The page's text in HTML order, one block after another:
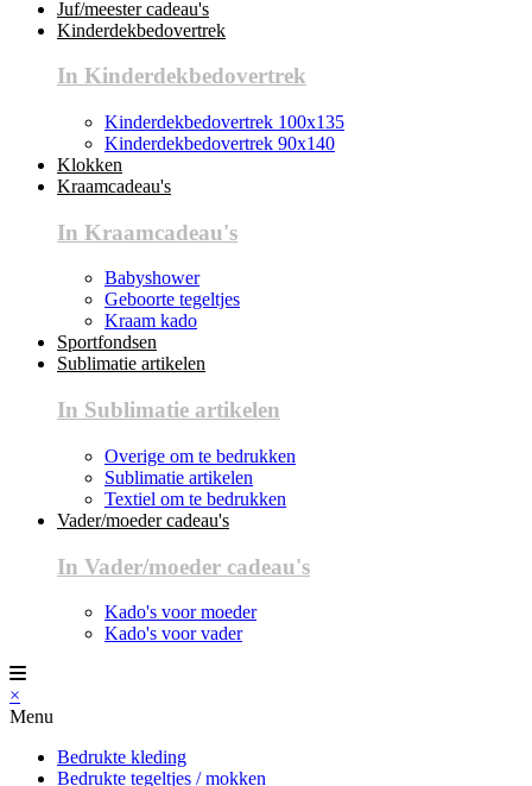
Juf/meester cadeau's
Kinderdekbedovertrek
In Kinderdekbedovertrek
Kinderdekbedovertrek 100x135
Kinderdekbedovertrek 90x140
Klokken
Kraamcadeau's
In Kraamcadeau's
Babyshower
Geboorte tegeltjes
Kraam kado
Sportfondsen
Sublimatie artikelen
In Sublimatie artikelen
Overige om te bedrukken
Sublimatie artikelen
Textiel om te bedrukken
Vader/moeder cadeau's
In Vader/moeder cadeau's
Kado's voor moeder
Kado's voor vader
×
Menu
Bedrukte kleding
Bedrukte tegeltjes / mokken